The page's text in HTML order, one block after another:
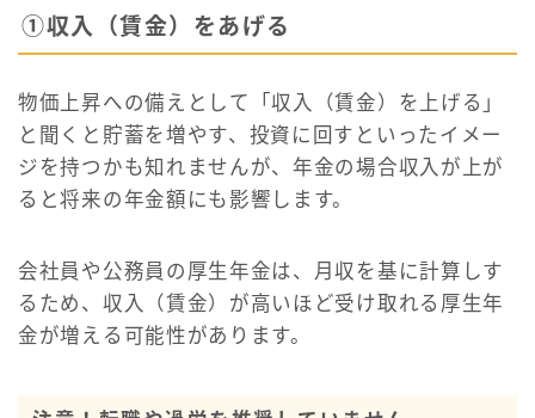
①収入（賃金）をあげる
物価上昇への備えとして「収入（賃金）を上げる」
と聞くと貯蓄を増やす、投資に回すといったイメー
ジを持つかも知れませんが、年金の場合収入が上が
ると将来の年金額にも影響します。
会社員や公務員の厚生年金は、月収を基に計算しす
るため、収入（賃金）が高いほど受け取れる厚生年
金が増える可能性があります。